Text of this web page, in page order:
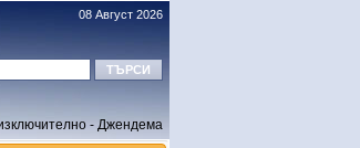
08 Август 2026
- Джендема